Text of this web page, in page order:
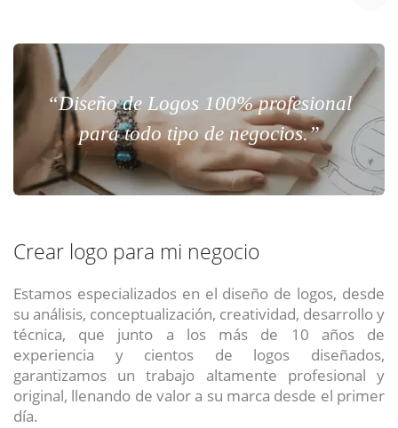
“Diseño de Logos 100% profesional
para todo tipo de negocios.”
Crear logo para mi negocio
Estamos especializados en el diseño de logos, desde
su análisis, conceptualización, creatividad, desarrollo y
técnica, que junto a los más de 10 años de
experiencia y cientos de logos diseñados,
garantizamos un trabajo altamente profesional y
original, llenando de valor a su marca desde el primer
día.